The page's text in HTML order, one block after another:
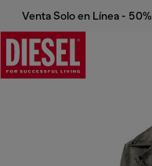
Venta Solo en Línea -